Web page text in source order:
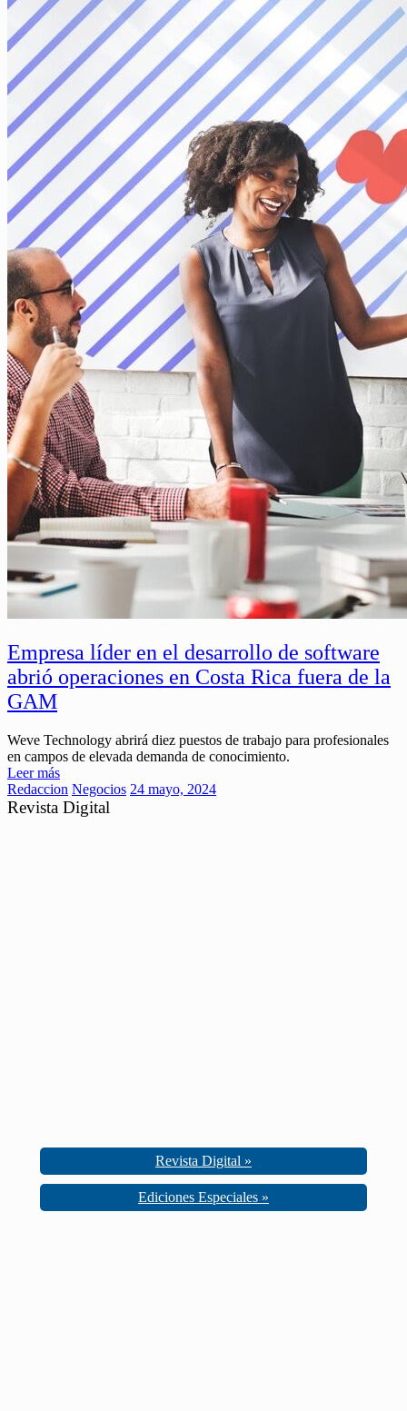
Empresa líder en el desarrollo de software
abrió operaciones en Costa Rica fuera de la
GAM
Weve Technology abrirá diez puestos de trabajo para profesionales
en campos de elevada demanda de conocimiento.
Leer más
Redaccion Negocios 24 mayo, 2024
Revista Digital
Revista Digital »
Ediciones Especiales »